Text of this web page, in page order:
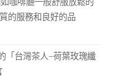
的服務和良好的品
「台灣茶人-荷葉玫瑰纖